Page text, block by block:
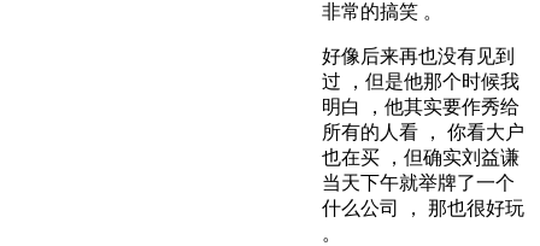
非常的搞笑 。
好像后来再也没有见到
过 ，但是他那个时候我
明白 ，他其实要作秀给
所有的人看 ， 你看大户
也在买 ，但确实刘益谦
当天下午就举牌了一个
什么公司 ， 那也很好玩
。